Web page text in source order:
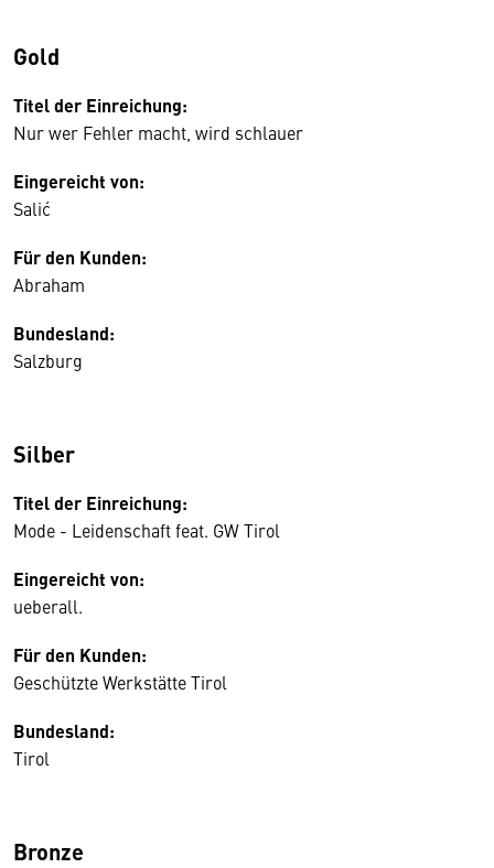
Gold
Titel der Einreichung:
Nur wer Fehler macht, wird schlauer
Eingereicht von:
Salić
Für den Kunden:
Abraham
Bundesland:
Salzburg
Silber
Titel der Einreichung:
Mode - Leidenschaft feat. GW Tirol
Eingereicht von:
ueberall.
Für den Kunden:
Geschützte Werkstätte Tirol
Bundesland:
Tirol
Bronze